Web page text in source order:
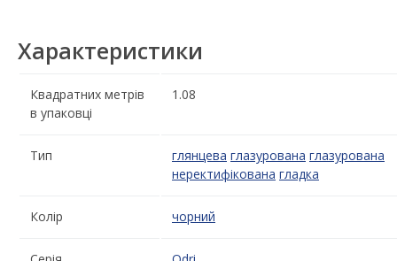
Характеристики
Квадратних метрів
в упаковці
1.08
Тип глянцева глазурована глазурована
неректифікована гладка
Колір чорний